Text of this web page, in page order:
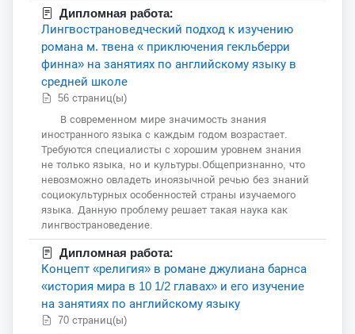
Дипломная работа:
Лингвострановедческий подход к изучению
романа м. твена « приключения гекльберри
финна» на занятиях по английскому языку в
средней школе
56 страниц(ы)
В современном мире значимость знания
иностранного языка с каждым годом возрастает.
Требуются специалисты с хорошим уровнем знания
не только языка, но и культуры.Общепризнанно, что
невозможно овладеть иноязычной речью без знаний
социокультурных особенностей страны изучаемого
языка. Данную проблему решает такая наука как
лингвострановедение.
Дипломная работа:
Концепт «религия» в романе джулиана барнса
«история мира в 10 1/2 главах» и его изучение
на занятиях по английскому языку
70 страниц(ы)